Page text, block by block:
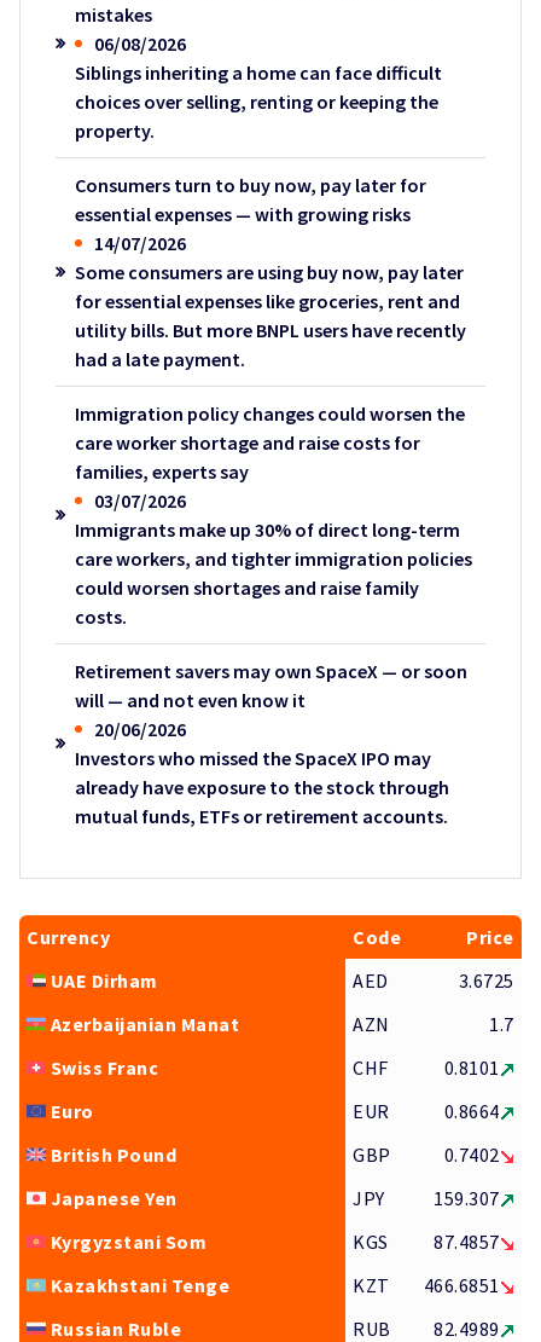
mistakes
06/08/2026
Siblings inheriting a home can face difficult
choices over selling, renting or keeping the
property.
Consumers turn to buy now, pay later for
essential expenses — with growing risks
14/07/2026
Some consumers are using buy now, pay later
for essential expenses like groceries, rent and
utility bills. But more BNPL users have recently
had a late payment.
Immigration policy changes could worsen the
care worker shortage and raise costs for
families, experts say
03/07/2026
Immigrants make up 30% of direct long-term
care workers, and tighter immigration policies
could worsen shortages and raise family
costs.
Retirement savers may own SpaceX — or soon
will — and not even know it
20/06/2026
Investors who missed the SpaceX IPO may
already have exposure to the stock through
mutual funds, ETFs or retirement accounts.
Currency Code
Price
UAE Dirham
AED
3.6725
Azerbaijanian Manat
AZN
1.7
Swiss Franc
CHF
0.8101
Euro
EUR
0.8664
British Pound
GBP
0.7402
Japanese Yen
JPY
159.307
Kyrgyzstani Som
KGS
87.4857
Kazakhstani Tenge
KZT
466.6851
Russian Ruble
RUB
82.4989